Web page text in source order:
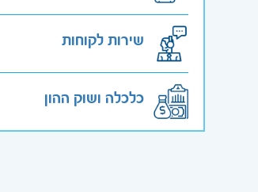
שירות לקוחות
כלכלה ושוק ההון